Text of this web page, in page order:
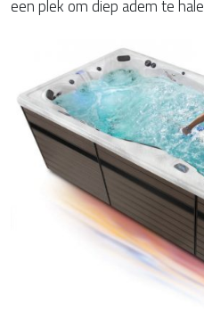
een plek om diep adem te